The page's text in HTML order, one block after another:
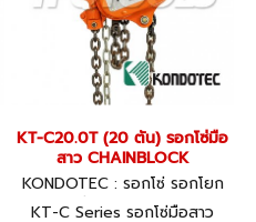
KT-C20.0T (20 ตัน) รอกโซ่มือ
สาว CHAINBLOCK
KONDOTEC : รอกโซ่ รอกโยก
รอกถ่วง KT-C20.0T
KT-C Series รอกโซ่มือสาว